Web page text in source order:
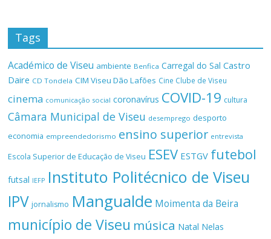
Tags
Académico de Viseu ambiente Benfica Carregal do Sal Castro
Daire CD Tondela CIM Viseu Dão Lafões Cine Clube de Viseu
cinema comunicação social coronavírus COVID-19 cultura
Câmara Municipal de Viseu desemprego desporto
economia empreendedorismo ensino superior entrevista
Escola Superior de Educação de Viseu ESEV ESTGV futebol
futsal IEFP Instituto Politécnico de Viseu
IPV jornalismo Mangualde Moimenta da Beira
município de Viseu música Natal Nelas